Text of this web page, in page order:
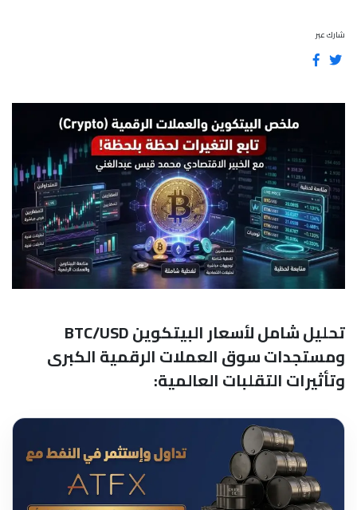
شارك عبر
تحليل شامل لأسعار البيتكوين BTC/USD
ومستجدات سوق العملات الرقمية الكبرى
وتأثيرات التقلبات العالمية: